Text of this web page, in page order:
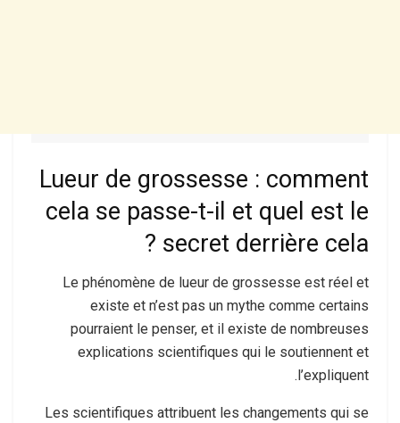
Lueur de grossesse : comment
cela se passe-t-il et quel est le
secret derrière cela ?
Le phénomène de lueur de grossesse est réel et
existe et n’est pas un mythe comme certains
pourraient le penser, et il existe de nombreuses
explications scientifiques qui le soutiennent et
l’expliquent.
Les scientifiques attribuent les changements qui se